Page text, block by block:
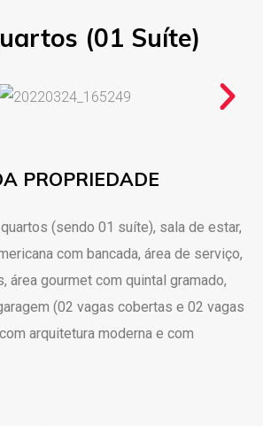
(01 Suíte)
PROPRIEDADE
(sendo 01 suíte), sala de estar,
com bancada, área de serviço,
área gourmet com quintal gramado,
(02 vagas cobertas e 02 vagas
arquitetura moderna e com